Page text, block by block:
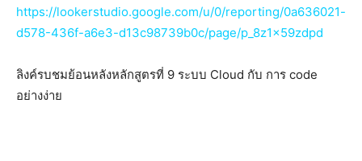
https://lookerstudio.google.com/u/0/reporting/0a636021-
d578-436f-a6e3-d13c98739b0c/page/p_8z1x59zdpd
ลิงค์รบชมย้อนหลังหลักสูตรที่ 9 ระบบ Cloud กับ การ code
อย่างง่าย